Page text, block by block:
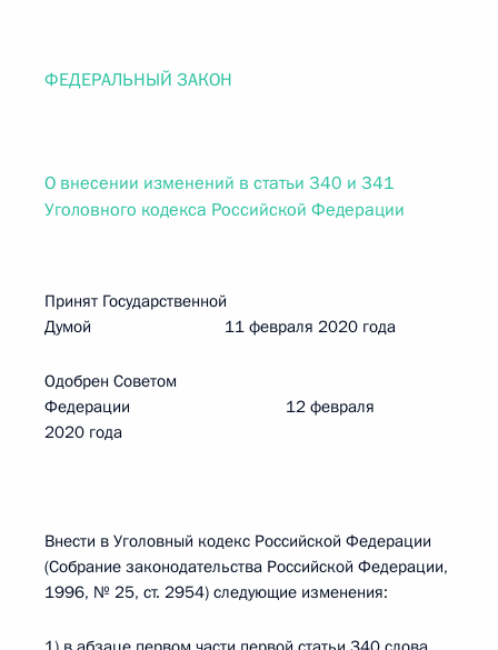
ФЕДЕРАЛЬНЫЙ ЗАКОН
О внесении изменений в статьи 340 и 341
Уголовного кодекса Российской Федерации
Принят Государственной
Думой 11 февраля 2020 года
Одобрен Советом
Федерации 12 февраля
2020 года
Внести в Уголовный кодекс Российской Федерации
(Собрание законодательства Российской Федерации,
1996, № 25, ст. 2954) следующие изменения: